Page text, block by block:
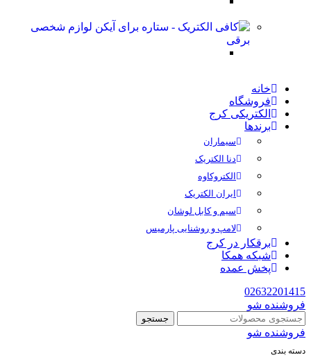
لوازم شخصی
برقی
خانه
فروشگاه
الکتریکی کرج
برندها
سیماران
دنا الکتریک
الکتروکاوه
ایران الکتریک
سیم و کابل لوشان
لامپ و روشنایی پارمیس
برقکار در کرج
شبکه همکا
پخش عمده
02632201415
فروشنده شو
جستجو
فروشنده شو
دسته بندی